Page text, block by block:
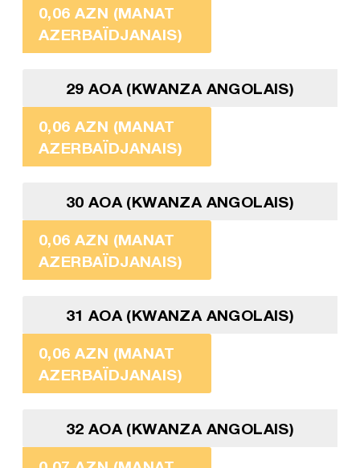
0,06 AZN (MANAT
AZERBAÏDJANAIS)
29 AOA (KWANZA ANGOLAIS)
0,06 AZN (MANAT
AZERBAÏDJANAIS)
30 AOA (KWANZA ANGOLAIS)
0,06 AZN (MANAT
AZERBAÏDJANAIS)
31 AOA (KWANZA ANGOLAIS)
0,06 AZN (MANAT
AZERBAÏDJANAIS)
32 AOA (KWANZA ANGOLAIS)